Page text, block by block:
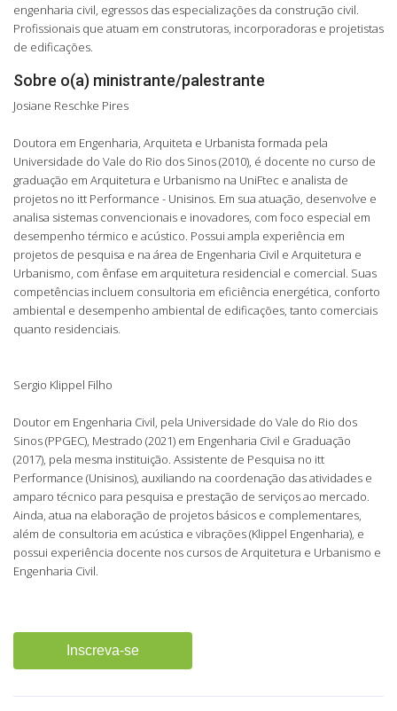
engenharia civil, egressos das especializações da construção civil.
Profissionais que atuam em construtoras, incorporadoras e projetistas
de edificações.
Sobre o(a) ministrante/palestrante
Josiane Reschke Pires
Doutora em Engenharia, Arquiteta e Urbanista formada pela
Universidade do Vale do Rio dos Sinos (2010), é docente no curso de
graduação em Arquitetura e Urbanismo na UniFtec e analista de
projetos no itt Performance - Unisinos. Em sua atuação, desenvolve e
analisa sistemas convencionais e inovadores, com foco especial em
desempenho térmico e acústico. Possui ampla experiência em
projetos de pesquisa e na área de Engenharia Civil e Arquitetura e
Urbanismo, com ênfase em arquitetura residencial e comercial. Suas
competências incluem consultoria em eficiência energética, conforto
ambiental e desempenho ambiental de edificações, tanto comerciais
quanto residenciais.
Sergio Klippel Filho
Doutor em Engenharia Civil, pela Universidade do Vale do Rio dos
Sinos (PPGEC), Mestrado (2021) em Engenharia Civil e Graduação
(2017), pela mesma instituição. Assistente de Pesquisa no itt
Performance (Unisinos), auxiliando na coordenação das atividades e
amparo técnico para pesquisa e prestação de serviços ao mercado.
Ainda, atua na elaboração de projetos básicos e complementares,
além de consultoria em acústica e vibrações (Klippel Engenharia), e
possui experiência docente nos cursos de Arquitetura e Urbanismo e
Engenharia Civil.
Inscreva-se